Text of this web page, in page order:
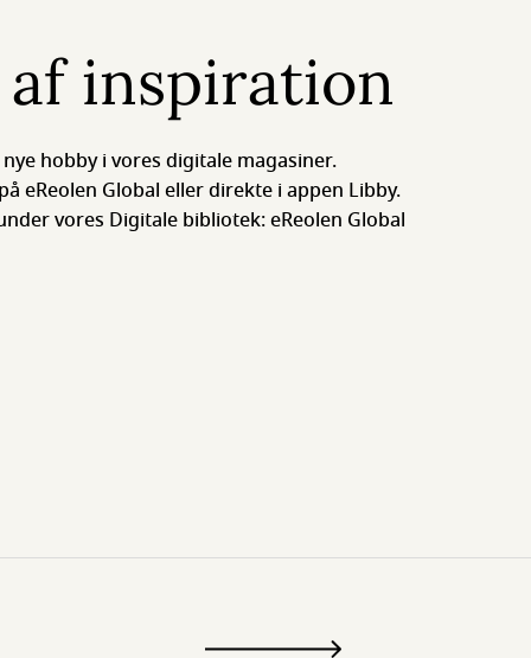
inspiration
hobby i vores digitale magasiner.
eReolen Global eller direkte i appen Libby.
vores Digitale bibliotek: eReolen Global